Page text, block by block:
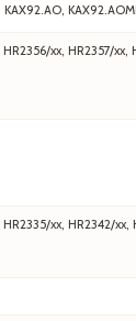
xx, HR2357/
xx, HR2342/